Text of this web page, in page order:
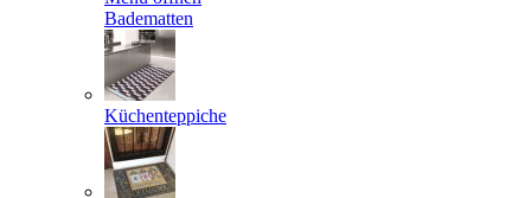
Badematten
Küchenteppiche